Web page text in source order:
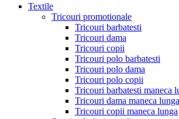
Textile
Tricouri promotionale
Tricouri barbatesti
Tricouri dama
Tricouri copii
Tricouri polo barbatesti
Tricouri polo dama
Tricouri polo copii
Tricouri barbatesti maneca
Tricouri dama maneca lunga
Tricouri copii maneca lunga